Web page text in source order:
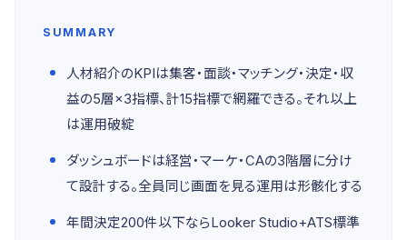
SUMMARY
人材紹介のKPIは集客・面談・マッチング・決定・収
益の5層×3指標、計15指標で網羅できる。それ以上
は運用破綻
ダッシュボードは経営・マーケ・CAの3階層に分け
て設計する。全員同じ画面を見る運用は形骸化する
年間決定200件以下ならLooker Studio+ATS標準